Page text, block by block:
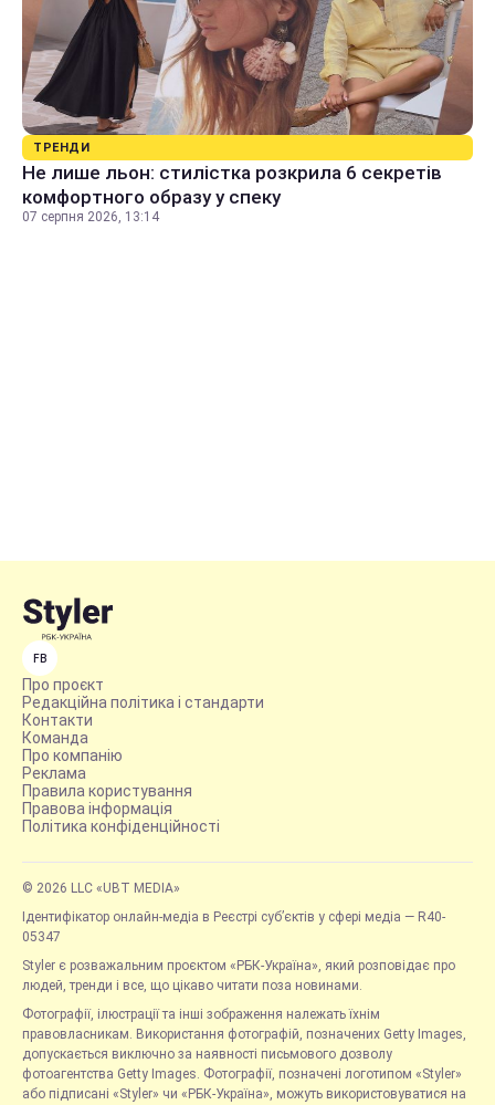
ТРЕНДИ
Не лише льон: стилістка розкрила 6 секретів
комфортного образу у спеку
07 серпня 2026, 13:14
FB
Про проєкт
Редакційна політика і стандарти
Контакти
Команда
Про компанію
Реклама
Правила користування
Правова інформація
Політика конфіденційності
© 2026 LLC «UBT MEDIA»
Ідентифікатор онлайн-медіа в Реєстрі суб’єктів у сфері медіа — R40-
05347
Styler є розважальним проєктом «РБК-Україна», який розповідає про
людей, тренди і все, що цікаво читати поза новинами.
Фотографії, ілюстрації та інші зображення належать їхнім
правовласникам. Використання фотографій, позначених Getty Images,
допускається виключно за наявності письмового дозволу
фотоагентства Getty Images. Фотографії, позначені логотипом «Styler»
або підписані «Styler» чи «РБК-Україна», можуть використовуватися на